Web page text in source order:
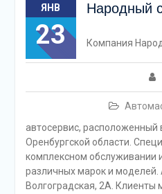
ЯНВ
23
Народный
Компания
автосервис, расположенный
Оренбургской области.
комплексном обслуживании
различных марок и моделей.
Волгоградская, 2А. Клиенты